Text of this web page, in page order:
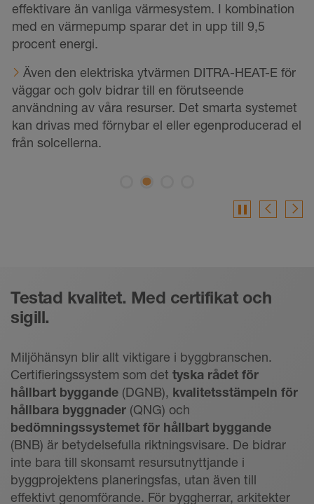
pause
effektivare än vanliga värmesystem. I kombination
med en värmepump sparar det in upp till 9,5
procent energi.
Även den elektriska ytvärmen DITRA-HEAT-E för
väggar och golv bidrar till en förutseende
användning av våra resurser. Det smarta systemet
kan drivas med förnybar el eller egenproducerad el
från solcellerna.
Testad kvalitet. Med certifikat och
sigill.
Miljöhänsyn blir allt viktigare i byggbranschen.
Certifieringssystem som det tyska rådet för
hållbart byggande (DGNB), kvalitetsstämpeln för
hållbara byggnader (QNG) och
bedömningssystemet för hållbart byggande
(BNB) är betydelsefulla riktningsvisare. De bidrar
inte bara till skonsamt resursutnyttjande i
byggprojektens planeringsfas, utan även till
effektivt genomförande. För byggherrar, arkitekter